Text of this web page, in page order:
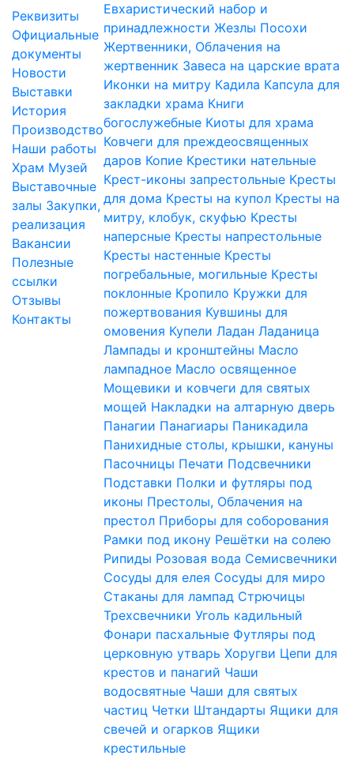
Реквизиты
Официальные
документы
Новости
Выставки
История
Производство
Наши работы
Храм Музей
Выставочные
залы Закупки,
реализация
Вакансии
Полезные
ссылки
Отзывы
Контакты
Евхаристический набор и
принадлежности Жезлы Посохи
Жертвенники, Облачения на
жертвенник Завеса на царские врата
Иконки на митру Кадила Капсула для
закладки храма Книги
богослужебные Киоты для храма
Ковчеги для преждеосвященных
даров Копие Крестики нательные
Крест-иконы запрестольные Кресты
для дома Кресты на купол Кресты на
митру, клобук, скуфью Кресты
наперсные Кресты напрестольные
Кресты настенные Кресты
погребальные, могильные Кресты
поклонные Кропило Кружки для
пожертвования Кувшины для
омовения Купели Ладан Ладаница
Лампады и кронштейны Масло
лампадное Масло освященное
Мощевики и ковчеги для святых
мощей Накладки на алтарную дверь
Панагии Панагиары Паникадила
Панихидные столы, крышки, кануны
Пасочницы Печати Подсвечники
Подставки Полки и футляры под
иконы Престолы, Облачения на
престол Приборы для соборования
Рамки под икону Решётки на солею
Рипиды Розовая вода Семисвечники
Сосуды для елея Сосуды для миро
Стаканы для лампад Стрючицы
Трехсвечники Уголь кадильный
Фонари пасхальные Футляры под
церковную утварь Хоругви Цепи для
крестов и панагий Чаши
водосвятные Чаши для святых
частиц Четки Штандарты Ящики для
свечей и огарков Ящики
крестильные